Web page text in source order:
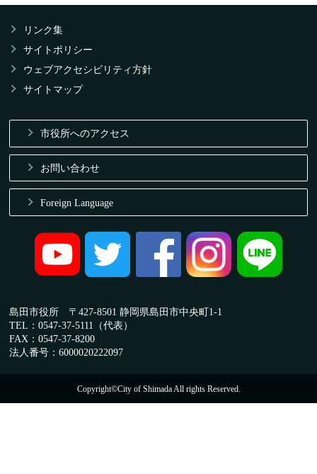
リンク集
サイトポリシー
ウェブアクセシビリティ方針
サイトマップ
市役所へのアクセス
お問い合わせ
Foreign Language
島田市役所 〒427-8501 静岡県島田市中央町1-1
TEL：0547-37-5111（代表）
FAX：0547-37-8200
法人番号：6000020222097
Copyright©City of Shimada All rights Reserved.